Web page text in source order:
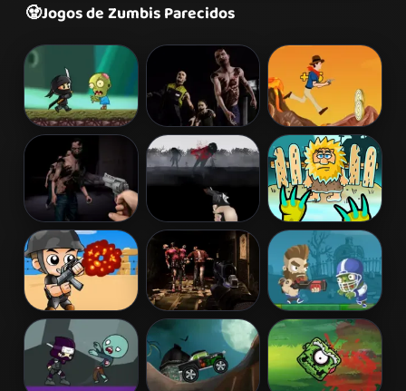
🧟Jogos de Zumbis Parecidos
Ninja Kid vs
Zombies
Zombie
Invasion
Cowboy Shoot
Zombies
Dead City Run Into Death Adam and Eve:
Zombies
Captain War:
Zombie Killer
Zombie
Dungeon
Challenge
Zombies Ate
All